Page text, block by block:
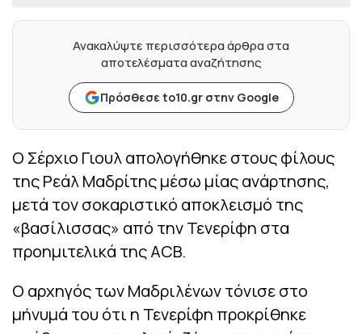
Ανακαλύψτε περισσότερα άρθρα στα
αποτελέσματα αναζήτησης
Πρόσθεσε to10.gr στην Google
Ο Σέρχιο Γιουλ απολογήθηκε στους φίλους
της Ρεάλ Μαδρίτης μέσω μίας ανάρτησης,
μετά τον σοκαριστικό αποκλεισμό της
«βασίλισσας» από την Τενερίφη στα
προημιτελικά της ACB.
Ο αρχηγός των Μαδριλένων τόνισε στο
μήνυμά του ότι η Τενερίφη προκρίθηκε